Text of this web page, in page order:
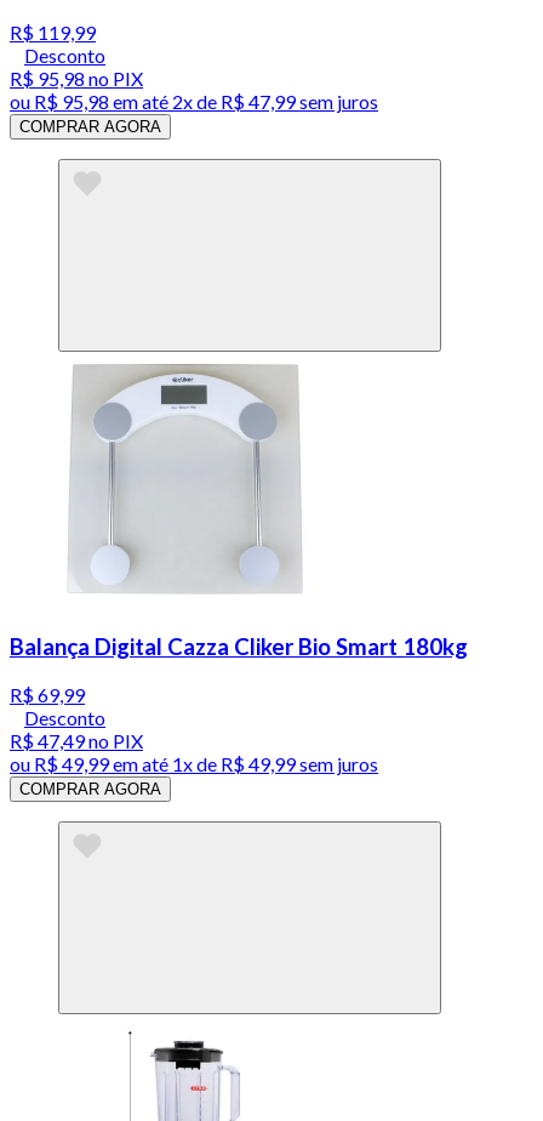
R$ 119,99
Desconto
R$ 95,98 no PIX
ou R$ 95,98 em até 2x de R$ 47,99 sem juros
COMPRAR AGORA
Balança Digital Cazza Cliker Bio Smart 180kg
R$ 69,99
Desconto
R$ 47,49no PIX
ou R$ 49,99em até 1x de R$ 49,99sem juros
COMPRAR AGORA